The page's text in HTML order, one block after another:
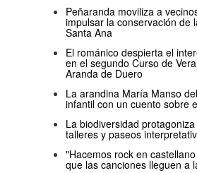
Peñaranda moviliza a
impulsar la conservación de
Santa Ana
El románico despierta el
en el segundo Curso de
Aranda de Duero
La arandina María Manso
infantil con un cuento sobre
La biodiversidad
talleres y paseos
"Hacemos rock en
que las canciones lleguen a